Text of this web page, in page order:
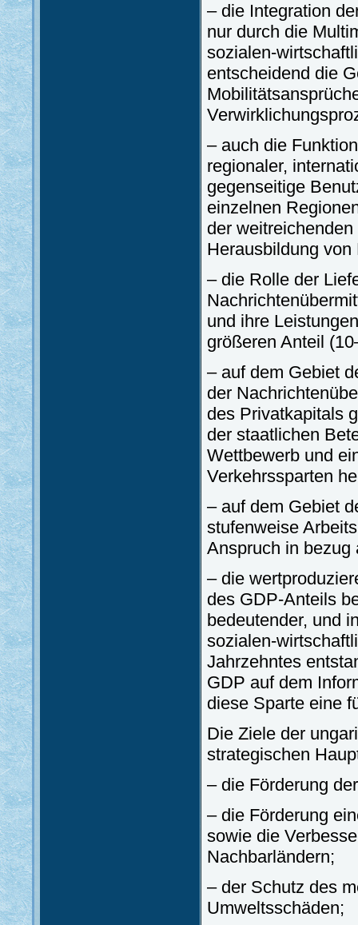
– die Integration
nur durch die
sozialen-
entscheidend die
– auch die
regionaler,
gegenseitige
einzelnen
der
Herausbildung
– die Rolle der
und ihre
größeren Anteil
– auf dem Gebiet
der
des Privatkapitals
der staatlichen
Wettbewerb und
Verkehrssparten
– auf dem Gebiet
stufenweise
Anspruch in bezug
– die
des GDP-Anteils
bedeutender, und
sozialen-
Jahrzehntes
GDP auf dem
diese Sparte eine
Die Ziele der
strategischen
– die Förderung
– die Förderung
sowie die
Nachbarländern;
– der Schutz des
Umweltsschäden;